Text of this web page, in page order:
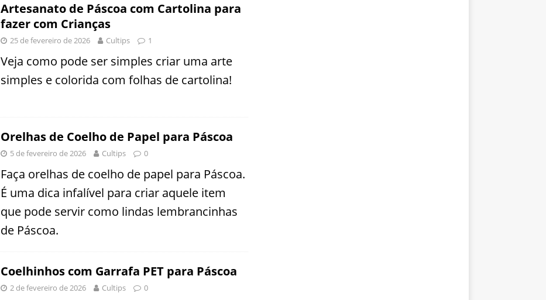
Artesanato de Páscoa com Cartolina para
fazer com Crianças
25 de fevereiro de 2026 Cultips 1
Veja como pode ser simples criar uma arte
simples e colorida com folhas de cartolina!
Orelhas de Coelho de Papel para Páscoa
5 de fevereiro de 2026 Cultips 0
Faça orelhas de coelho de papel para Páscoa.
É uma dica infalível para criar aquele item
que pode servir como lindas lembrancinhas
de Páscoa.
Coelhinhos com Garrafa PET para Páscoa
2 de fevereiro de 2026 Cultips 0